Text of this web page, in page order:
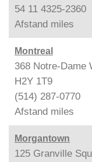
54 11 4325-2360
Afstand miles
Montreal
368 Notre-Dame
H2Y 1T9
(514) 287-0770
Afstand miles
Morgantown
125 Granville